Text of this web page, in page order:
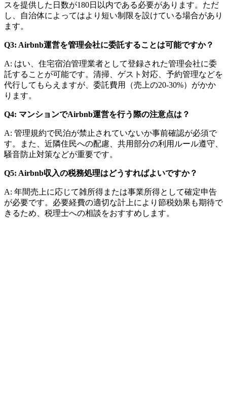
スを提供した日数が180日以内である必要があります。ただ
し、自治体によってはより短い制限を設けている場合があり
ます。
Q3: Airbnb運営を管理会社に委託することは可能ですか？
A: はい、住宅宿泊管理業者として登録された管理会社に委
託することが可能です。清掃、ゲスト対応、予約管理などを
代行してもらえますが、委託費用（売上の20-30%）がかか
ります。
Q4: マンションでAirbnb運営を行う際の注意点は？
A: 管理規約で民泊が禁止されていないか事前確認が必須で
す。また、近隣住民への配慮、共用部分の利用ルール遵守、
騒音防止対策などが重要です。
Q5: Airbnb収入の税務処理はどうすればよいですか？
A: 年間売上に応じて雑所得または事業所得として確定申告
が必要です。必要経費の適切な計上により節税効果も期待で
きるため、税理士への相談をおすすめします。